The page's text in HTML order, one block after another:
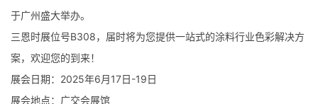
于广州盛大举办。
三恩时展位号B308，届时将为您提供一站式的涂料行业色彩解决方
案，欢迎您的到来！
展会日期：2025年6月17日-19日
展会地点：广交会展馆